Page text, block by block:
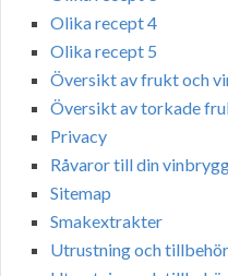
Olika recept 4
Olika recept 5
Översikt av frukt och
Översikt av torkade
Privacy
Råvaror till din
Sitemap
Smakextrakter
Utrustning och